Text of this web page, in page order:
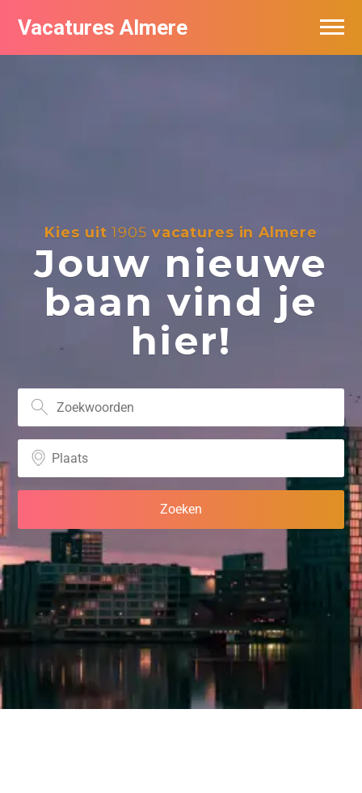
Vacatures Almere
Kies uit1905 vacatures in Almere
Jouw nieuwe
baan vind je
hier!
Vacatures per bedrijf